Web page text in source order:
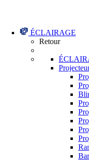
ÉCLAIRAGE
Retour